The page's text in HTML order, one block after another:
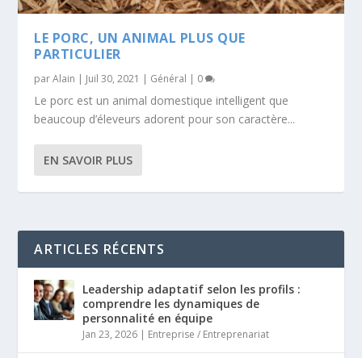
LE PORC, UN ANIMAL PLUS QUE
PARTICULIER
parAlain | Juil 30, 2021 | Général | 0
Le porc est un animal domestique intelligent que
beaucoup d’éleveurs adorent pour son caractère...
EN SAVOIR PLUS
ARTICLES RÉCENTS
Leadership adaptatif selon les profils :
comprendre les dynamiques de
personnalité en équipe
Jan 23, 2026 | Entreprise / Entreprenariat